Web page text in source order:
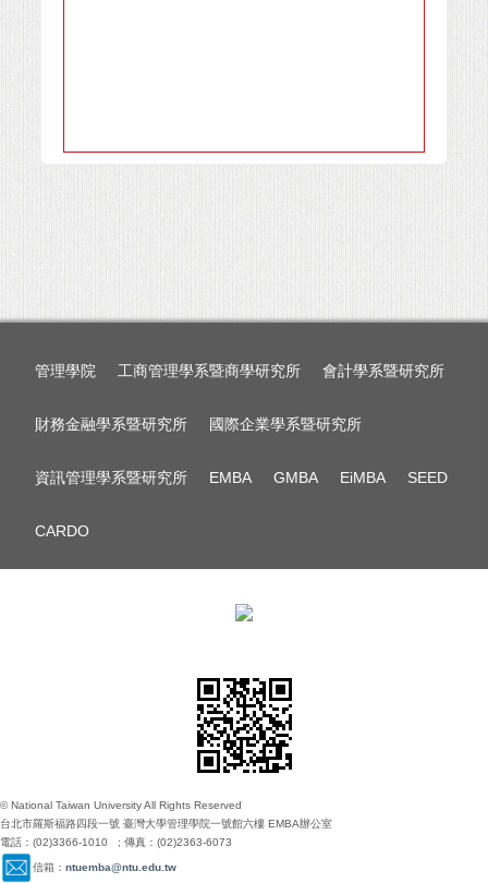
管理學院 工商管理學系暨商學研究所 會計學系暨研究所
財務金融學系暨研究所 國際企業學系暨研究所
資訊管理學系暨研究所 EMBA GMBA EiMBA SEED
CARDO
© National Taiwan University All Rights Reserved
台北市羅斯福路四段一號 臺灣大學管理學院一號館六樓 EMBA辦公室
電話：(02)3366-1010 ; 傳真：(02)2363-6073
信箱： ntuemba@ntu.edu.tw